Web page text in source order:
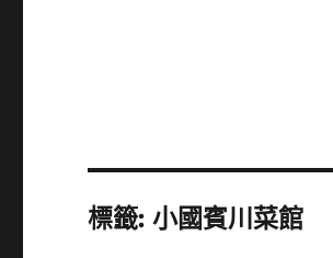
標籤:小國賓川菜館